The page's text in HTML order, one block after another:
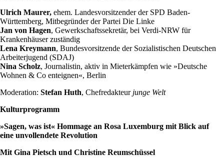
Ulrich Maurer, ehem. Landesvorsitzender der SPD Baden-
Württemberg, Mitbegründer der Partei Die Linke
Jan von Hagen, Gewerkschaftssekretär, bei Verdi-NRW für
Krankenhäuser zuständig
Lena Kreymann, Bundesvorsitzende der Sozialistischen Deutschen
Arbeiterjugend (SDAJ)
Nina Scholz, Journalistin, aktiv in Mieterkämpfen wie »Deutsche
Wohnen & Co enteignen«, Berlin
Moderation: Stefan Huth, Chefredakteur junge Welt
Kulturprogramm
»Sagen, was ist« Hommage an Rosa Luxemburg mit Blick auf
eine unvollendete Revolution
Mit Gina Pietsch und Christine Reumschüssel